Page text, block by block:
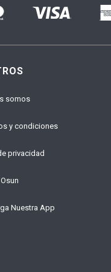
somos
y condiciones
privacidad
Nuestra App